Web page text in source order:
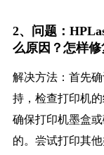
2、问题：
么原因？怎样修
解决方法：首先
持，检查打印机
确保打印机墨盒
的。尝试打印其